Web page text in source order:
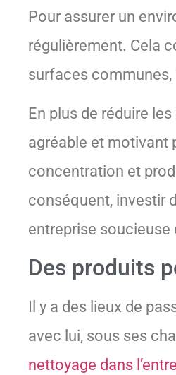
Pour assurer un
régulièrement. Cela
surfaces communes,
En plus de réduire
agréable et motivant
concentration et
conséquent, investir
entreprise soucieuse
Des produits
Il y a des lieux de
avec lui, sous ses
nettoyage dans